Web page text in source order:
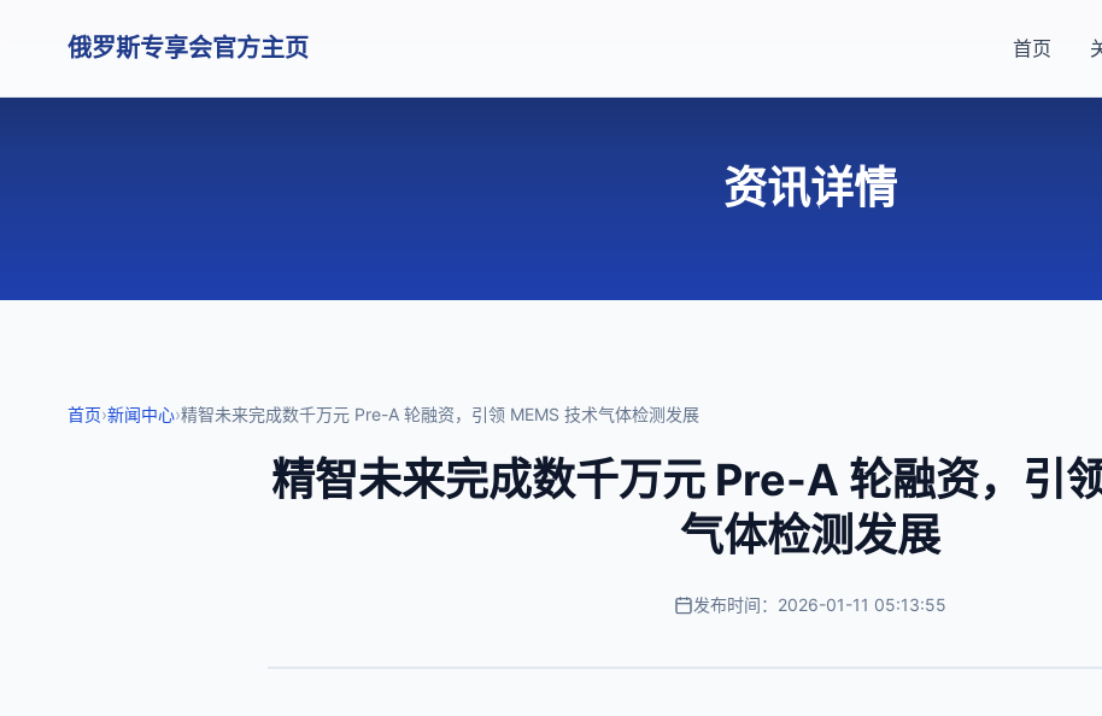
俄罗斯专享会官方主页 首页
资讯详情
首页›新闻中心›精智未来完成数千万元 Pre-A 轮融资，引领 MEMS 技术气体检测发展
精智未来完成数千万元 Pre-A 轮融资，引
气体检测发展
发布时间：2026-01-11 05:13:55